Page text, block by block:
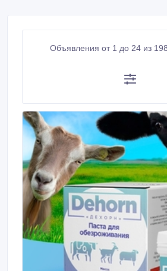
Объявления от 1 до 24 из